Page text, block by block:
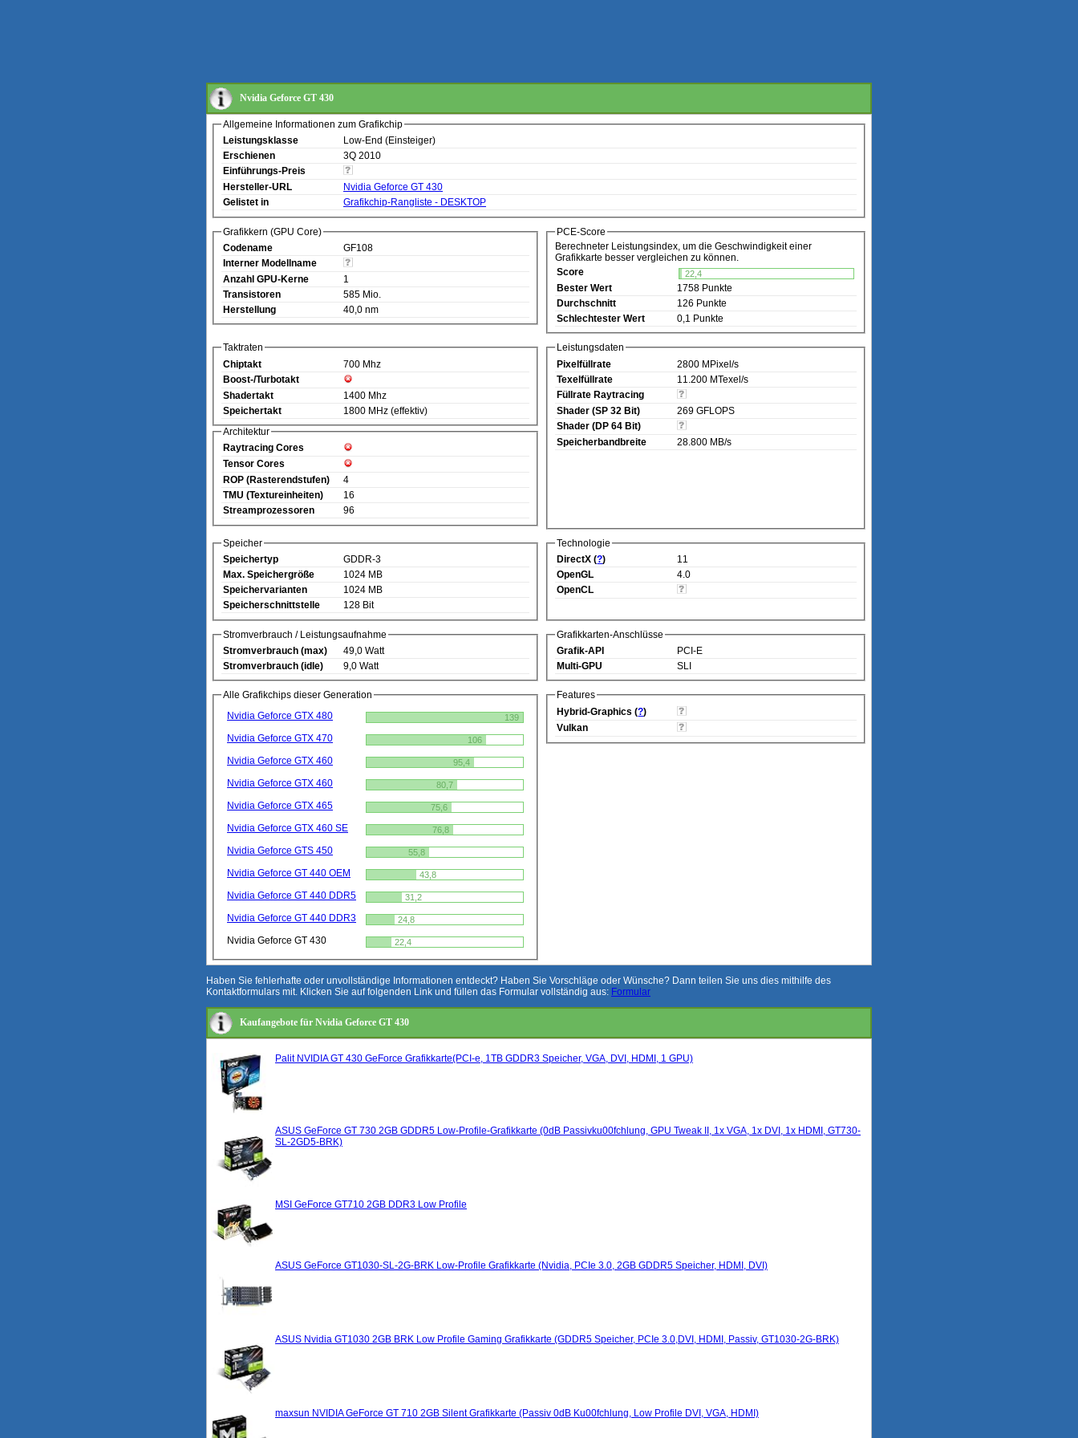
Nvidia Geforce GT 430
Allgemeine Informationen zum Grafikchip
Leistungsklasse
Low-End (Einsteiger)
Erschienen
3Q 2010
Einführungs-Preis
Hersteller-URL
Nvidia Geforce GT 430
Gelistet in
Grafikchip-Rangliste - DESKTOP
Grafikkern (GPU Core)
Codename
GF108
Interner Modellname
Anzahl GPU-Kerne
1
Transistoren
585 Mio.
Herstellung
40,0 nm
PCE-Score
Berechneter Leistungsindex, um die Geschwindigkeit einer
Grafikkarte besser vergleichen zu können.
Score
22,4
Bester Wert
1758 Punkte
Durchschnitt
126 Punkte
Schlechtester Wert
0,1 Punkte
Taktraten
Chiptakt
700 Mhz
Boost-/Turbotakt
Shadertakt
1400 Mhz
Speichertakt
1800 MHz (effektiv)
Architektur
Raytracing Cores
Tensor Cores
ROP (Rasterendstufen)
4
TMU (Textureinheiten)
16
Streamprozessoren
96
Leistungsdaten
Pixelfüllrate
2800 MPixel/s
Texelfüllrate
11.200 MTexel/s
Füllrate Raytracing
Shader (SP 32 Bit)
269 GFLOPS
Shader (DP 64 Bit)
Speicherbandbreite
28.800 MB/s
Speicher
Speichertyp
GDDR-3
Max. Speichergröße
1024 MB
Speichervarianten
1024 MB
Speicherschnittstelle
128 Bit
Technologie
DirectX (?)
11
OpenGL
4.0
OpenCL
Stromverbrauch / Leistungsaufnahme
Stromverbrauch (max)
49,0 Watt
Stromverbrauch (idle)
9,0 Watt
Grafikkarten-Anschlüsse
Grafik-API
PCI-E
Multi-GPU
SLI
Alle Grafikchips dieser Generation
Nvidia Geforce GTX 480
139
Nvidia Geforce GTX 470 106
Nvidia Geforce GTX 460 95,4
Nvidia Geforce GTX 460 80,7
Nvidia Geforce GTX 465 75,6
Nvidia Geforce GTX 460 SE 76,8
Nvidia Geforce GTS 450 55,8
Nvidia Geforce GT 440 OEM 43,8
Nvidia Geforce GT 440 DDR5 31,2
Nvidia Geforce GT 440 DDR3 24,8
Nvidia Geforce GT 430 22,4
Features
Hybrid-Graphics (?)
Vulkan
Haben Sie fehlerhafte oder unvollständige Informationen entdeckt? Haben Sie Vorschläge oder Wünsche? Dann teilen Sie uns dies mithilfe des
Kontaktformulars mit. Klicken Sie auf folgenden Link und füllen das Formular vollständig aus: Formular
Kaufangebote für Nvidia Geforce GT 430
Palit NVIDIA GT 430 GeForce Grafikkarte(PCI-e, 1TB GDDR3 Speicher, VGA, DVI, HDMI, 1 GPU)
ASUS GeForce GT 730 2GB GDDR5 Low-Profile-Grafikkarte (0dB Passivku00fchlung, GPU Tweak II, 1x VGA, 1x DVI, 1x HDMI, GT730-
SL-2GD5-BRK)
MSI GeForce GT710 2GB DDR3 Low Profile
ASUS GeForce GT1030-SL-2G-BRK Low-Profile Grafikkarte (Nvidia, PCIe 3.0, 2GB GDDR5 Speicher, HDMI, DVI)
ASUS Nvidia GT1030 2GB BRK Low Profile Gaming Grafikkarte (GDDR5 Speicher, PCIe 3.0,DVI, HDMI, Passiv, GT1030-2G-BRK)
maxsun NVIDIA GeForce GT 710 2GB Silent Grafikkarte (Passiv 0dB Ku00fchlung, Low Profile DVI, VGA, HDMI)